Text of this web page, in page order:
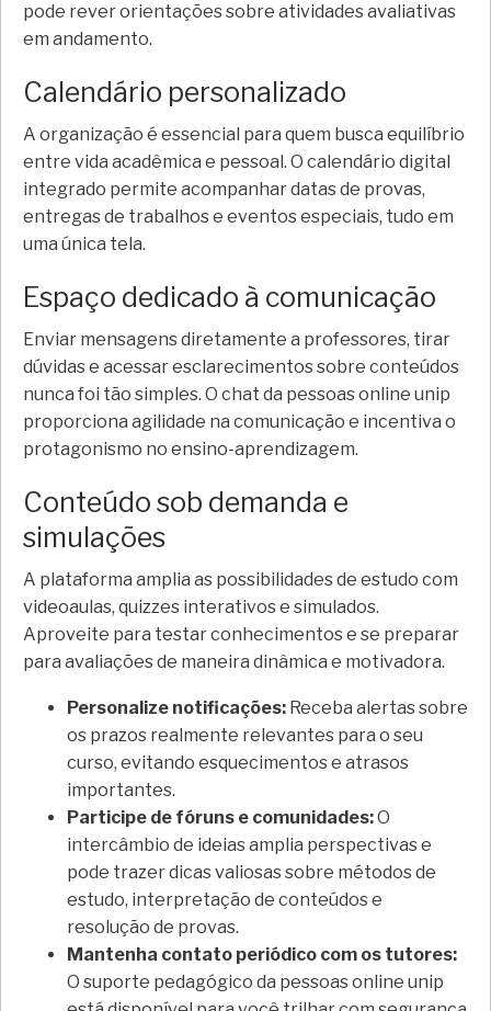
pode rever orientações sobre atividades avaliativas
em andamento.
Calendário personalizado
A organização é essencial para quem busca equilíbrio
entre vida acadêmica e pessoal. O calendário digital
integrado permite acompanhar datas de provas,
entregas de trabalhos e eventos especiais, tudo em
uma única tela.
Espaço dedicado à comunicação
Enviar mensagens diretamente a professores, tirar
dúvidas e acessar esclarecimentos sobre conteúdos
nunca foi tão simples. O chat da pessoas online unip
proporciona agilidade na comunicação e incentiva o
protagonismo no ensino-aprendizagem.
Conteúdo sob demanda e
simulações
A plataforma amplia as possibilidades de estudo com
videoaulas, quizzes interativos e simulados.
Aproveite para testar conhecimentos e se preparar
para avaliações de maneira dinâmica e motivadora.
Personalize notificações: Receba alertas sobre
os prazos realmente relevantes para o seu
curso, evitando esquecimentos e atrasos
importantes.
Participe de fóruns e comunidades:O
intercâmbio de ideias amplia perspectivas e
pode trazer dicas valiosas sobre métodos de
estudo, interpretação de conteúdos e
resolução de provas.
Mantenha contato periódico com os tutores:
O suporte pedagógico da pessoas online unip